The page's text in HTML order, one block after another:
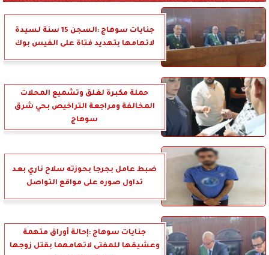
جنايات سوهاج :السجن 15 سنة لسيدة
لاتهامها بتهديد فتاة على الفيس بوك
حملة مكبرة لغلق وتشميع المحلات
المخالفة ومراجعة التراخيص بحي شرق
سوهاج
ضبط عامل بجرجا بحوزته سلاح ناري بعد
تداول صوره على مواقع التواصل
جنايات سوهاج :إحالة أوراق متهمة
وعشيقها للمفتى لاتهامهما بقتل زوجها